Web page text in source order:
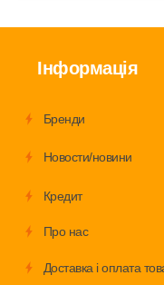
Інформація
Бренди
Новости/новини
Кредит
Про нас
Доставка і оплата